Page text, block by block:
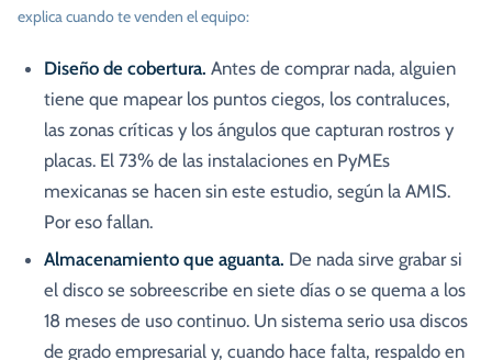
explica cuando te venden el equipo:
Diseño de cobertura. Antes de comprar nada, alguien
tiene que mapear los puntos ciegos, los contraluces,
las zonas críticas y los ángulos que capturan rostros y
placas. El 73% de las instalaciones en PyMEs
mexicanas se hacen sin este estudio, según la AMIS.
Por eso fallan.
Almacenamiento que aguanta. De nada sirve grabar si
el disco se sobreescribe en siete días o se quema a los
18 meses de uso continuo. Un sistema serio usa discos
de grado empresarial y, cuando hace falta, respaldo en